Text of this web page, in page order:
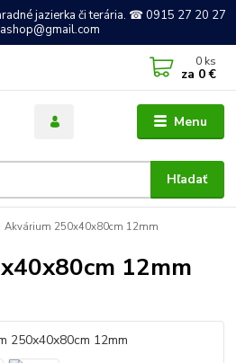
jazierka či terária. ☎ 0915 27 20 27
Menu
Hľadať
0 ks
za 0 €
Akvárium 250x40x80cm 12mm
12mm